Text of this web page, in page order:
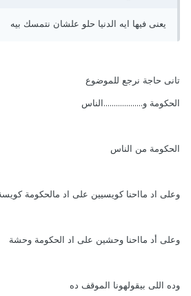
يعنى فيها ايه الدنيا حلو علشان نتمسك بيه
تانى حاجة نرجع للموضوع
الحكومة و...................الناس
الحكومة من الناس
وعلى اد مااحنا كويسيين على اد مالحكومة كويسة
وعلى أد مااحنا وحشين على اد الحكومة وحشة
وده اللى بيقولهونا الموقف ده